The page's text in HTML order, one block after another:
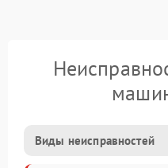
Виды неисправностей